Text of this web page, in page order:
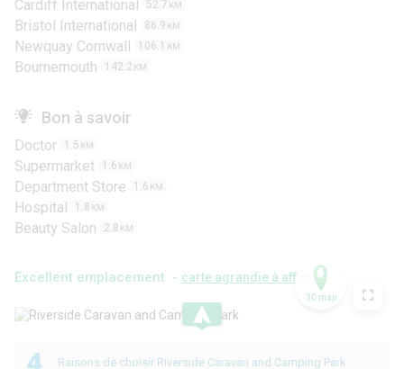
Cardiff International 52.7 KM
Bristol International 86.9 KM
Newquay Cornwall 106.1 KM
Bournemouth 142.2 KM
Bon à savoir
Doctor 1.5 KM
Supermarket 1.6 KM
Department Store 1.6 KM
Hospital 1.8 KM
Beauty Salon 2.8 KM
Excellent emplacement - carte agrandie à afficher
.
3D map
Raisons de choisir Riverside Caravan and Camping Park